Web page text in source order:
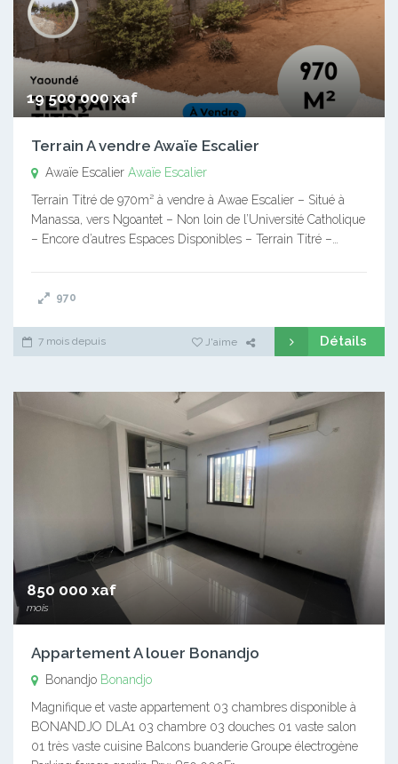
19 500 000 xaf
Terrain A vendre Awaïe Escalier
Awaïe Escalier Awaïe Escalier
Terrain Titré de 970m² à vendre à Awae Escalier – Situé à
Manassa, vers Ngoantet – Non loin de l’Université Catholique
– Encore d’autres Espaces Disponibles – Terrain Titré –…
970
7 mois depuis J'aime Détails
850 000 xaf
mois
Appartement A louer Bonandjo
Bonandjo Bonandjo
Magnifique et vaste appartement 03 chambres disponible à
BONANDJO DLA1 03 chambre 03 douches 01 vaste salon
01 très vaste cuisine Balcons buanderie Groupe électrogène